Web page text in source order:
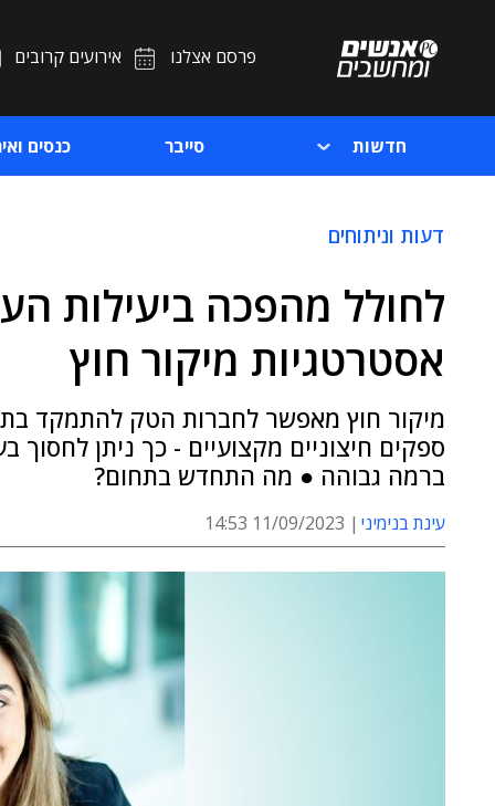
פרסם אצלנו אירועים קרובים
חדשות סייבר כנסים
דעות וניתוחים
לחולל מהפכה ביעילות
אסטרטגיות מיקור חוץ
מיקור חוץ מאפשר לחברות הטק להתמקד
ספקים חיצוניים מקצועיים - כך ניתן לחסוך
ברמה גבוהה ● מה התחדש בתחום?
עינת בנימיני 11/09/2023 14:53